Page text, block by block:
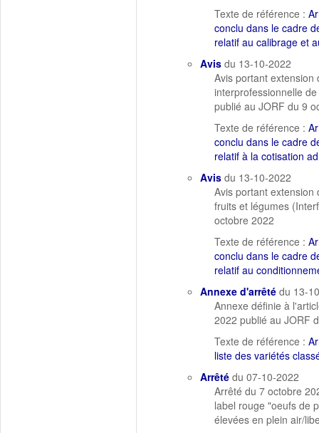
Texte de référence :
conclu dans le cadre
relatif au calibrage et
Avis du 13-10-2022
Avis portant
interprofessionnelle
publié au JORF du 9
Texte de référence :
conclu dans le cadre
relatif à la cotisation
Avis du 13-10-2022
Avis portant
fruits et légumes
octobre 2022
Texte de référence :
conclu dans le cadre
relatif au
Annexe d'arrêté du 13-
Annexe définie à
2022 publié au JORF
Texte de référence :
liste des variétés
Arrêté du 07-10-2022
Arrêté du 7 octobre
label rouge "oeufs de
élevées en plein air/